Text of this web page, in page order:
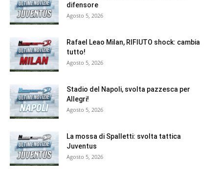
difensore
Agosto 5, 2026
Rafael Leao Milan, RIFIUTO shock: cambia
tutto!
Agosto 5, 2026
Stadio del Napoli, svolta pazzesca per
Allegri!
Agosto 5, 2026
La mossa di Spalletti: svolta tattica
Juventus
Agosto 5, 2026